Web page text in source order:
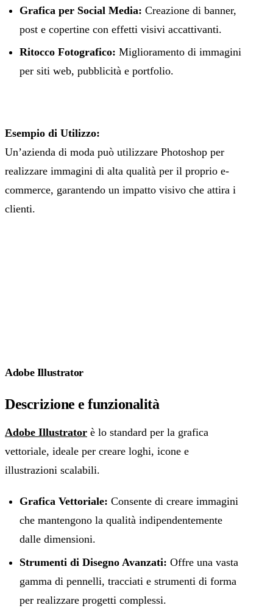
Grafica per Social Media: Creazione di banner,
post e copertine con effetti visivi accattivanti.
Ritocco Fotografico: Miglioramento di immagini
per siti web, pubblicità e portfolio.
Esempio di Utilizzo:
Un’azienda di moda può utilizzare Photoshop per
realizzare immagini di alta qualità per il proprio e-
commerce, garantendo un impatto visivo che attira i
clienti.
Adobe Illustrator
Descrizione e funzionalità
Adobe Illustrator è lo standard per la grafica
vettoriale, ideale per creare loghi, icone e
illustrazioni scalabili.
Grafica Vettoriale: Consente di creare immagini
che mantengono la qualità indipendentemente
dalle dimensioni.
Strumenti di Disegno Avanzati: Offre una vasta
gamma di pennelli, tracciati e strumenti di forma
per realizzare progetti complessi.